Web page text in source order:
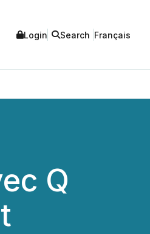
Login Search Français
Q